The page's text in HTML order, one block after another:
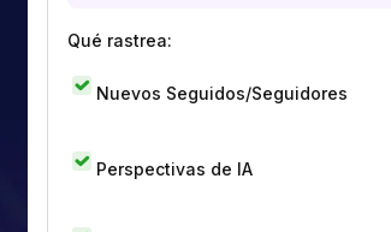
Qué rastrea:
Nuevos Seguidos/Seguidores
Perspectivas de IA